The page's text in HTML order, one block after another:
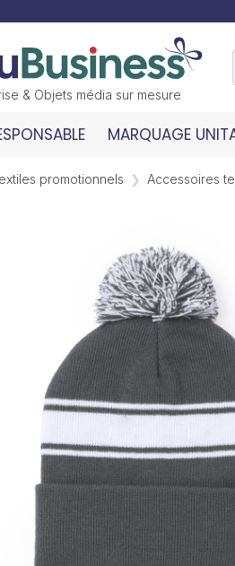
& Objets média sur mesure
MARQUAGE
promotionnels Accessoires